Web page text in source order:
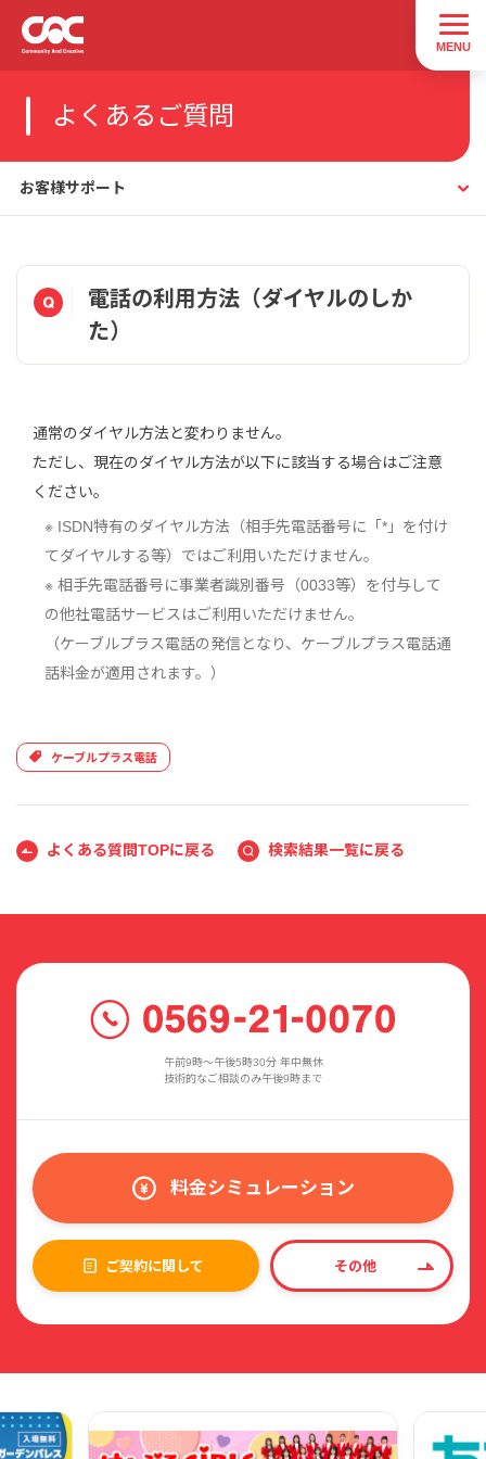
よくあるご質問
お客様サポート
電話の利用方法（ダイヤルのしか
た）
通常のダイヤル方法と変わりません。
ただし、現在のダイヤル方法が以下に該当する場合はご注意
ください。
※ ISDN特有のダイヤル方法（相手先電話番号に「*」を付け
てダイヤルする等）ではご利用いただけません。
※ 相手先電話番号に事業者識別番号（0033等）を付与して
の他社電話サービスはご利用いただけません。
（ケーブルプラス電話の発信となり、ケーブルプラス電話通
話料金が適用されます。）
ケーブルプラス電話
よくある質問TOPに戻る 検索結果一覧に戻る
午前9時〜午後5時30分 年中無休
技術的なご相談のみ午後9時まで
料金シミュレーション
ご契約に関して その他